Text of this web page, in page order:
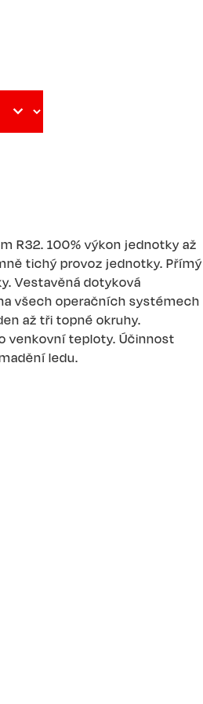
R32. 100% výkon jednotky až
tichý provoz jednotky. Přímý
Vestavěná dotyková
všech operačních systémech
až tři topné okruhy.
venkovní teploty. Účinnost
ledu.